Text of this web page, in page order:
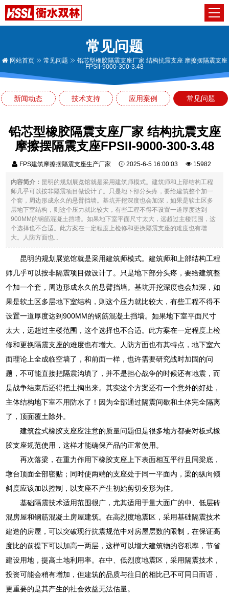
常见问题
网站首页 常见问题
铅芯型橡胶隔震支座厂家 结构抗震支座 摩擦摆隔震支座
FPSII-9000-300-3.48
新闻动态 技术支持 应用案例 常见问题
铅芯型橡胶隔震支座厂家 结构抗震支座
摩擦摆隔震支座FPSII-9000-300-3.48
FPS建筑摩擦摆隔震支座生产厂家 2025-6-5 16:00:03 15982
内容简介： 昆明的规划展览馆就是采用建筑师模式。建筑师和上部结构工程
师几乎可以按非隔震项目做设计了。只是地下部分头疼，要给建筑整个加一
个套，周边形成永久的悬臂挡墙。基坑开挖深度也会加深，如果是软土区多
层地下室结构，则这个压力就比较大，有些工程不得不设置一道厚度达到
900MM的钢筋混凝土挡墙。如果地下室平面尺寸太大，远超过主楼范围，这
个选择也不合适。此方案在一定程度上检修和更换隔震支座的难度也有增
大。人防方面也...
昆明的规划展览馆就是采用建筑师模式。建筑师和上部结构工程
师几乎可以按非隔震项目做设计了。只是地下部分头疼，要给建筑整
个加一个套，周边形成永久的悬臂挡墙。基坑开挖深度也会加深，如
果是软土区多层地下室结构，则这个压力就比较大，有些工程不得不
设置一道厚度达到900MM的钢筋混凝土挡墙。如果地下室平面尺寸
太大，远超过主楼范围，这个选择也不合适。此方案在一定程度上检
修和更换隔震支座的难度也有增大。人防方面也有其特点，地下室六
面理论上全成临空墙了，和前面一样，也许需要研究战时加固的问
题，不可能直接把隔震沟填了，并不是担心战争的时候还有地震，而
是战争结束后还得把土掏出来。其实这个方案还有一个意外的好处，
主体结构地下室不用防水了！因为全部通过隔震间歇和土体完全隔离
了，顶面覆土除外。
建筑盆式橡胶支座应注意的质量问题但是很多地方都要对板式橡
胶支座规范使用，这样才能确保产品的正常使用。
再次落梁，在重力作用下橡胶支座上下表面相互平行且同梁底，
墩台顶面全部密贴；同时使两端的支座处于同一平面内，梁的纵向倾
斜度应该加以控制，以支座不产生初始剪切变形为佳。
基础隔震技术适用范围很广，尤其适用于量大面广的中、低层砖
混房屋和钢筋混凝土房屋建筑。在高烈度地震区，采用基础隔震技术
建造的房屋，可以突破现行抗震规范中对房屋层数的限制，在保证高
度比的前提下可以加高一两层，这样可以增大建筑物的容积率，节省
建设用地，提高土地利用率。在中、低烈度地震区，采用隔震技术，
投资可能会稍有增加，但建筑的品质与往日的相比已不可同日而语，
更重要的是其产生的社会效益无法估量。